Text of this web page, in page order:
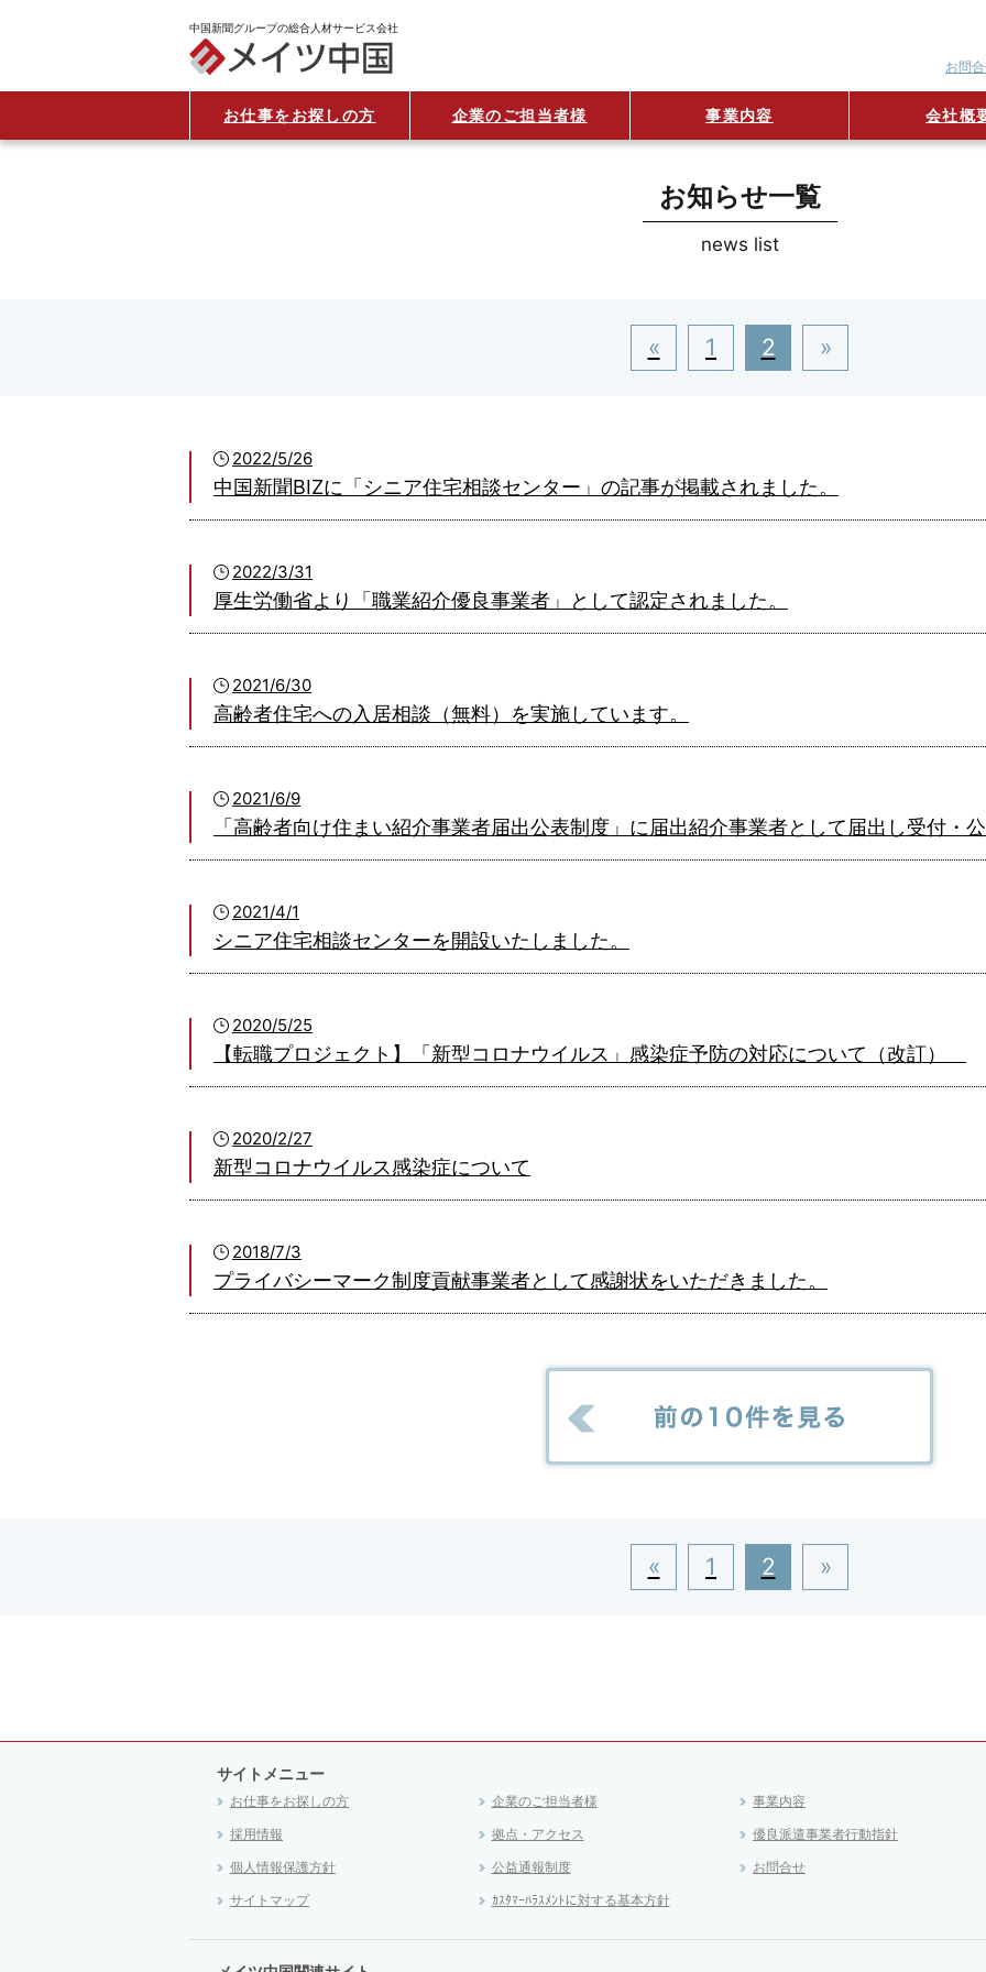
中国新聞グループの総合人材サービス会社
お問
お仕事をお探しの方 企業のご担当者様 事業内容 会社概
お知らせ一覧
news list
« 1 2 »
2022/5/26
中国新聞BIZに「シニア住宅相談センター」の記事が掲載されました。
2022/3/31
厚生労働省より「職業紹介優良事業者」として認定されました。
2021/6/30
高齢者住宅への入居相談（無料）を実施しています。
2021/6/9
「高齢者向け住まい紹介事業者届出公表制度」に届出紹介事業者として届出し受付・公
2021/4/1
シニア住宅相談センターを開設いたしました。
2020/5/25
【転職プロジェクト】「新型コロナウイルス」感染症予防の対応について（改訂）
2020/2/27
新型コロナウイルス感染症について
2018/7/3
プライバシーマーク制度貢献事業者として感謝状をいただきました。
« 1 2 »
サイトメニュー
お仕事をお探しの方
採用情報
個人情報保護方針
サイトマップ
企業のご担当者様
拠点・アクセス
公益通報制度
ｶｽﾀﾏｰﾊﾗｽﾒﾝﾄに対する基本方針
事業内容
優良派遣事業者行動指針
お問合せ